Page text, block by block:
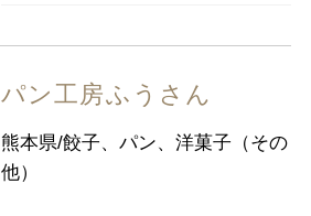
パン工房ふうさん
熊本県/餃子、パン、洋菓子（その
他）